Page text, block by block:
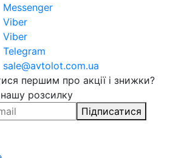
Messenger
Viber
Viber
Telegram
sale@avtolot.com.ua
першим про акції і знижки?
розсилку
Підписатися